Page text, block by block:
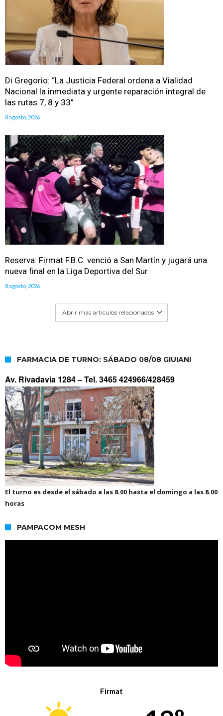
Di Gregorio: “La Justicia Federal ordena a Vialidad
Nacional la inmediata y urgente reparación integral de
las rutas 7, 8 y 33”
8 agosto, 2026
Reserva: Firmat F.B.C. venció a San Martín y jugará una
nueva final en la Liga Deportiva del Sur
8 agosto, 2026
Abrir mas artículos relacionados
FARMACIA DE TURNO: SÁBADO 08/08 GIUIANI
Av. Rivadavia 1284 –Tel. 3465 424966/428459
El turno es desde el sábado a las 8.00 hasta el domingo a las 8.00
horas
PAMPACOM MESH
Firmat